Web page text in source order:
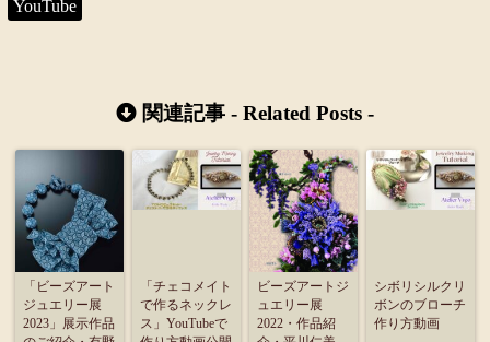
YouTube
関連記事 - Related Posts -
「ビーズアート
ジュエリー展
2023」展示作品
「チェコメイト
で作るネックレ
ス」YouTubeで
ビーズアートジ
ュエリー展
2022・作品紹
シボリシルクリ
ボンのブローチ
作り方動画